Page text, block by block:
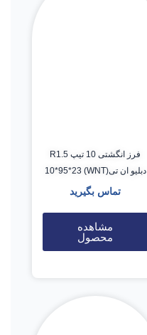
فرز انگشتی 10 تیپ R1.5
دبلیو ان تی(WNT) 10*95*23
تماس بگیرید
مشاهده
محصول